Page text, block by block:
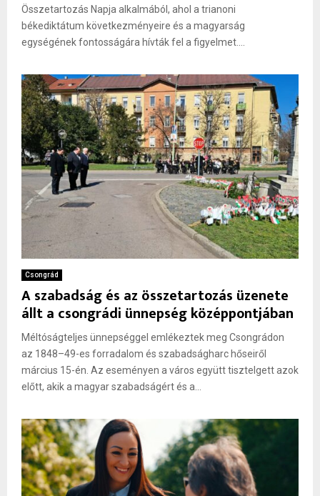
Összetartozás Napja alkalmából, ahol a trianoni
békediktátum következményeire és a magyarság
egységének fontosságára hívták fel a figyelmet....
Csongrád
A szabadság és az összetartozás üzenete
állt a csongrádi ünnepség középpontjában
Méltóságteljes ünnepséggel emlékeztek meg Csongrádon
az 1848–49-es forradalom és szabadságharc hőseiről
március 15-én. Az eseményen a város együtt tisztelgett azok
előtt, akik a magyar szabadságért és a...